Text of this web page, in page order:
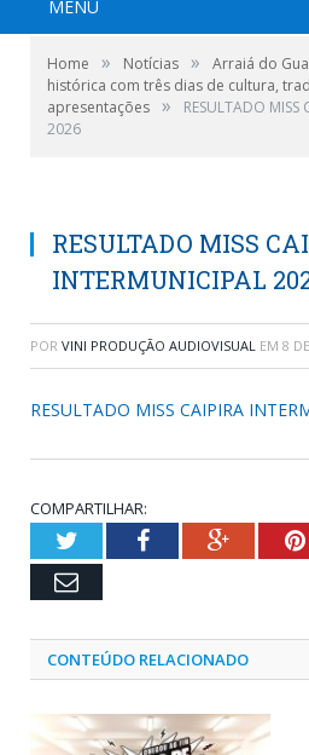
MENU
Home » Notícias »
Arraiá do
histórica com três dias de cultura,
apresentações »
RESULTADO MISS
2026
RESULTADO MISS
INTERMUNICIPAL
POR VINI PRODUÇÃO AUDIOVISUAL EM 8
RESULTADO MISS CAIPIRA
COMPARTILHAR:
TwitterFacebookGoogle+
Email
CONTEÚDO RELACIONADO